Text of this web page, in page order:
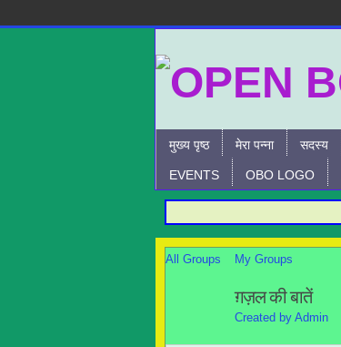
मुख्य पृष्ठ मेरा पन्ना सदस्य
EVENTS OBO LOGO
All Groups My Groups
ग़ज़ल की बातें
Created by Admin